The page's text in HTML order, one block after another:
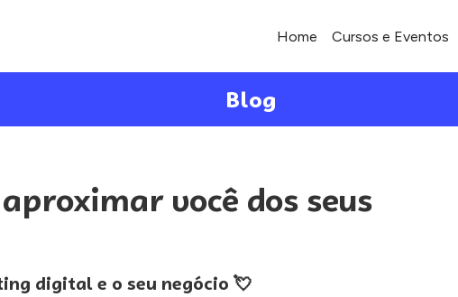
Home Cursos e Eventos
Blog
você dos seus
digital e o seu negócio 💘